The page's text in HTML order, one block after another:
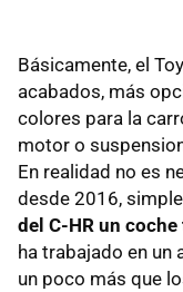
Básicamente, el
acabados, más
colores para la
motor o
En realidad no es
desde 2016,
del C-HR un
ha trabajado en un
un poco más que